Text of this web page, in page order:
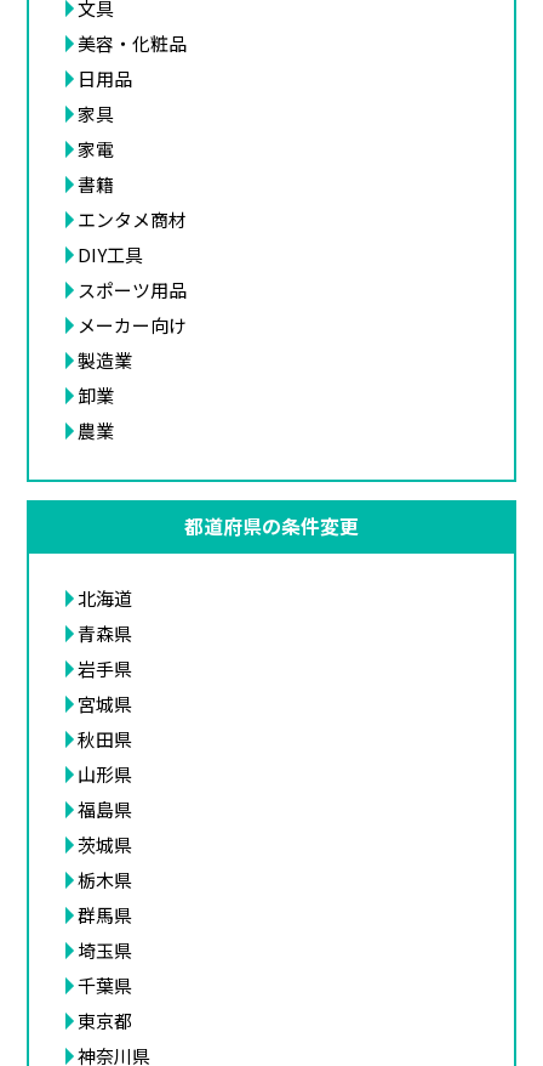
文具
美容・化粧品
日用品
家具
家電
書籍
エンタメ商材
DIY工具
スポーツ用品
メーカー向け
製造業
卸業
農業
都道府県の条件変更
北海道
青森県
岩手県
宮城県
秋田県
山形県
福島県
茨城県
栃木県
群馬県
埼玉県
千葉県
東京都
神奈川県